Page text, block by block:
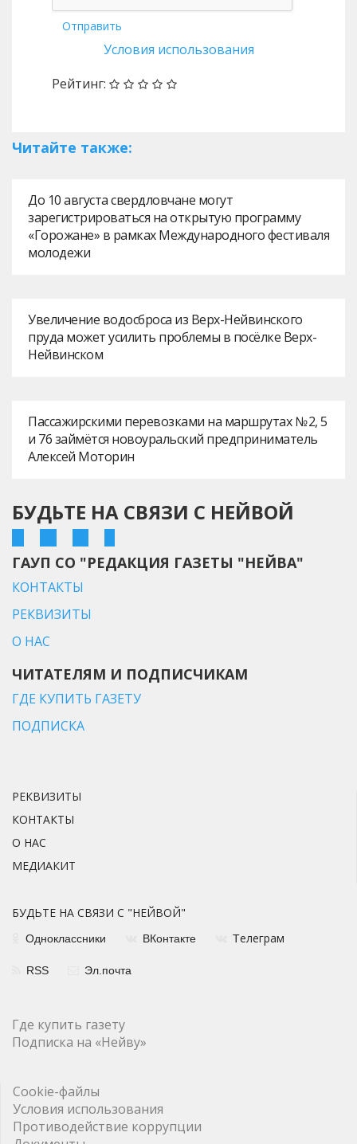
Отправить
Условия использования
Рейтинг:
Читайте также:
До 10 августа свердловчане могут
зарегистрироваться на открытую программу
«Горожане» в рамках Международного фестиваля
молодежи
Увеличение водосброса из Верх-Нейвинского
пруда может усилить проблемы в посёлке Верх-
Нейвинском
Пассажирскими перевозками на маршрутах № 2, 5
и 76 займётся новоуральский предприниматель
Алексей Моторин
БУДЬТЕ НА СВЯЗИ С НЕЙВОЙ
ГАУП СО "РЕДАКЦИЯ ГАЗЕТЫ "НЕЙВА"
КОНТАКТЫ
РЕКВИЗИТЫ
О НАС
ЧИТАТЕЛЯМ И ПОДПИСЧИКАМ
ГДЕ КУПИТЬ ГАЗЕТУ
ПОДПИСКА
РЕКВИЗИТЫ
КОНТАКТЫ
О НАС
МЕДИАКИТ
БУДЬТЕ НА СВЯЗИ С "НЕЙВОЙ"
Одноклассники ВКонтакте Телеграм
RSS Эл.почта
Где купить газету
Подписка на «Нейву»
Cookie-файлы
Условия использования
Противодействие коррупции